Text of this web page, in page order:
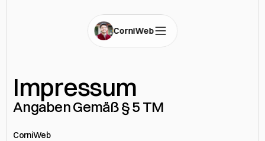
CorniWeb
Impressum
Angaben Gemäß § 5 TM
CorniWeb